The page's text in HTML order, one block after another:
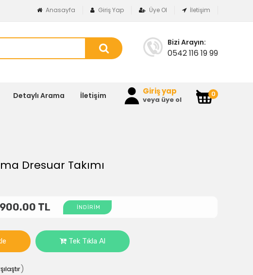
Anasayfa Giriş Yap Üye Ol İletişim
Bizi Arayın:
0542 116 19 99
Detaylı Arama İletişim Giriş yap
veya üye ol
0
Dresuar Takımı
TL İNDİRİM
Tek Tıkla Al
)